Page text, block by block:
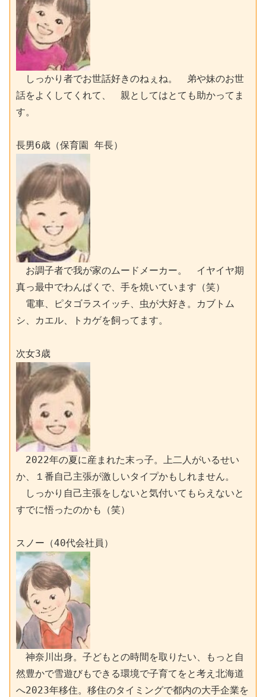
しっかり者でお世話好きのねぇね。　弟や妹のお世
話をよくしてくれて、　親としてはとても助かってま
す。
長男6歳（保育園 年長）
お調子者で我が家のムードメーカー。　イヤイヤ期
真っ最中でわんぱくで、手を焼いています（笑）
電車、ピタゴラスイッチ、虫が大好き。カブトム
シ、カエル、トカゲを飼ってます。
次女3歳
2022年の夏に産まれた末っ子。上二人がいるせい
か、１番自己主張が激しいタイプかもしれません。
しっかり自己主張をしないと気付いてもらえないと
すでに悟ったのかも（笑）
スノー（40代会社員）
神奈川出身。子どもとの時間を取りたい、もっと自
然豊かで雪遊びもできる環境で子育てをと考え北海道
へ2023年移住。移住のタイミングで都内の大手企業を